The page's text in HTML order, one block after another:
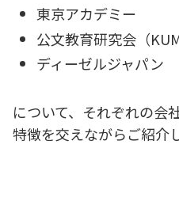
東京アカデミー
公文教育研究会（
ディーゼルジャパン
について、それぞれの会
特徴を交えながらご紹介